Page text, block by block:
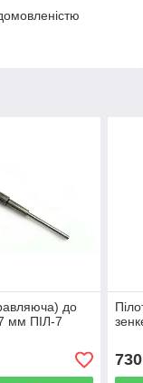
до
мм ПІЛ-7
730